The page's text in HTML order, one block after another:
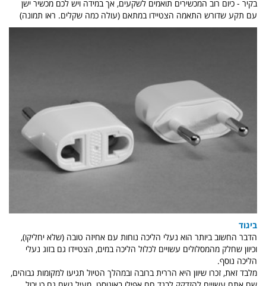
בקיר - כיום רוב המכשירים תואמים לשקעים, אך במידה ויש לכם מכשיר ישן
עם תקע שדורש התאמה הצטיידו במתאם (עולה כמה שקלים. ראו תמונה)
ביגוד
הדבר החשוב ביותר הוא נעלי הליכה נוחות עם אחיזה טובה (שלא יחליקו),
וכיוון שחלק מהמסלולים עשויים לכלול הליכה במים, הצטיידו גם בזוג נעלי
הליכה נוסף.
מלבד זאת, זכרו שיוון היא הררית ברובה ובמהלך הטיול תגיעו למקומות גבוהים,